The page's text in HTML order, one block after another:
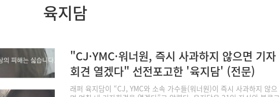
육지담
"CJ·YMC·워너원, 즉시 사과하지 않으면 기자
회견 열겠다" 선전포고한 '육지담' (전문)
래퍼 육지담이 “CJ, YMC와 소속 가수들(워너원)이 즉시 사과하지 않으